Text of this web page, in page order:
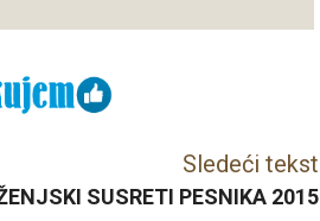
Sledeći tekst
SUSRETI PESNIKA 2015